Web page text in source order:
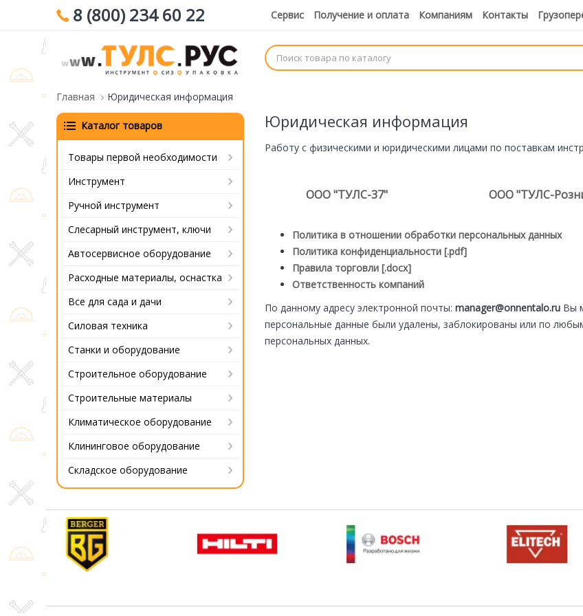
8 (800) 234 60 22 Сервис Получение и оплата Компаниям Контакты
Главная Юридическая информация
Каталог товаров
Товары первой необходимости
Инструмент
Ручной инструмент
Слесарный инструмент, ключи
Автосервисное оборудование
Расходные материалы, оснастка
Все для сада и дачи
Силовая техника
Станки и оборудование
Строительное оборудование
Строительные материалы
Климатическое оборудование
Клининговое оборудование
Складское оборудование
Юридическая информация
Работу с физическими и юридическими лицами по поставкам
ООО "ТУЛС-37" ООО "ТУЛС-
Политика в отношении обработки персональных данных
Политика конфиденциальности [.pdf]
Правила торговли [.docx]
Ответственность компаний
По данному адресу электронной почты: manager@onnentalo.ruВы
персональные данные были удалены, заблокированы или по
персональных данных.